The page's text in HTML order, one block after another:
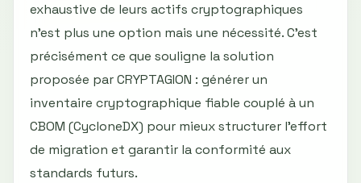
exhaustive de leurs actifs cryptographiques
n’est plus une option mais une nécessité. C’est
précisément ce que souligne la solution
proposée par CRYPTAGION : générer un
inventaire cryptographique fiable couplé à un
CBOM (CycloneDX) pour mieux structurer l’effort
de migration et garantir la conformité aux
standards futurs.